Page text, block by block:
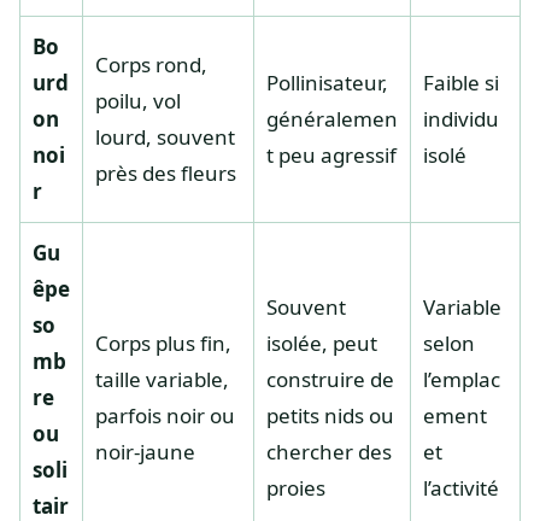
Bo
urd
on
noi
r
Corps rond,
poilu, vol
lourd, souvent
près des fleurs
Pollinisateur,
généralemen
t peu agressif
Faible si
individu
isolé
Gu
êpe
so
mb
re
ou
soli
tair
Corps plus fin,
taille variable,
parfois noir ou
noir-jaune
Souvent
isolée, peut
construire de
petits nids ou
chercher des
proies
Variable
selon
l’emplac
ement
et
l’activité